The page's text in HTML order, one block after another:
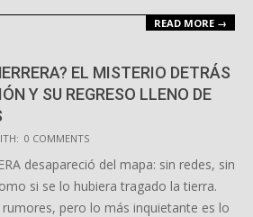
READ MORE →
EL MISTERIO DETRÁS
Y SU REGRESO LLENO DE
0 COMMENTS
desapareció del mapa: sin redes, sin
si se lo hubiera tragado la tierra.
rumores, pero lo más inquietante es lo